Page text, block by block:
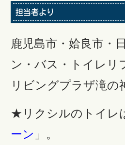
担当者より
鹿児島市・姶良市・
ン・バス・トイレリ
リビングプラザ滝の
★リクシルのトイレ
ーン 」。